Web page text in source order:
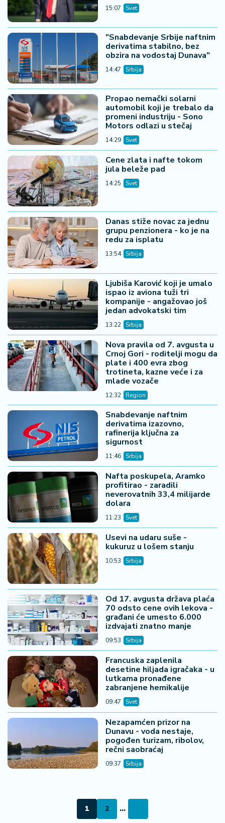
15:07 Svet
"Snabdevanje Srbije naftnim
derivatima stabilno, bez
obzira na vodostaj Dunava"
14:47 Srbija
Propao nemački solarni
automobil koji je trebalo da
promeni industriju - Sono
Motors odlazi u stečaj
14:29 Svet
Cene zlata i nafte tokom
jula beleže pad
14:25 Svet
Danas stiže novac za jednu
grupu penzionera - ko je na
redu za isplatu
13:54 Srbija
Ljubiša Karović koji je umalo
ispao iz aviona tuži tri
kompanije - angažovao još
jedan advokatski tim
13:22 Srbija
Nova pravila od 7. avgusta u
Crnoj Gori - roditelji mogu da
plate i 400 evra zbog
trotineta, kazne veće i za
mlade vozače
12:32 Region
Snabdevanje naftnim
derivatima izazovno,
rafinerija ključna za
sigurnost
11:46 Srbija
Nafta poskupela, Aramko
profitirao - zaradili
neverovatnih 33,4 milijarde
dolara
11:23 Svet
Usevi na udaru suše -
kukuruz u lošem stanju
10:53 Srbija
Od 17. avgusta država plaća
70 odsto cene ovih lekova -
građani će umesto 6.000
izdvajati znatno manje
09:53 Srbija
Francuska zaplenila
desetine hiljada igračaka - u
lutkama pronađene
zabranjene hemikalije
09:47 Svet
Nezapamćen prizor na
Dunavu - voda nestaje,
pogođen turizam, ribolov,
rečni saobraćaj
09:37 Srbija
1 2 ...